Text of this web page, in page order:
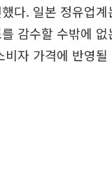
다. 일본 정유업
감수할 수밖에 없
비자 가격에 반영